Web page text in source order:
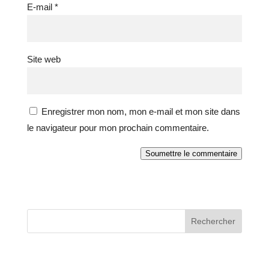
E-mail *
Site web
Enregistrer mon nom, mon e-mail et mon site dans
le navigateur pour mon prochain commentaire.
Soumettre le commentaire
Rechercher